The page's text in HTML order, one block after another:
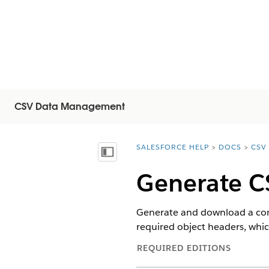
CSV Data Management
Показать содержание
You are here:
SALESFORCE HELP DOCS CSV
Generate
Generate and download a
required object headers,
REQUIRED EDITIONS